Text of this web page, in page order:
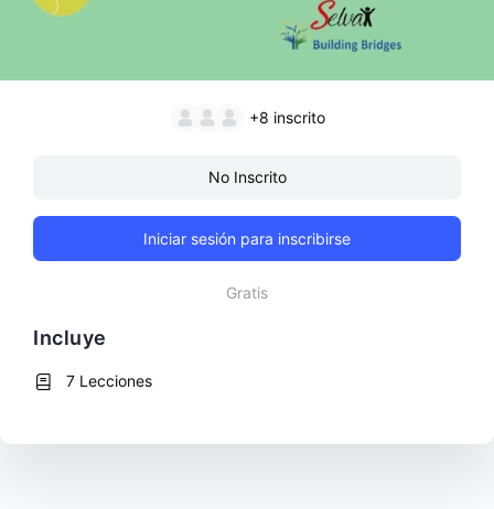
+8 inscrito
No Inscrito
Iniciar sesión para inscribirse
Gratis
Incluye
7 Lecciones